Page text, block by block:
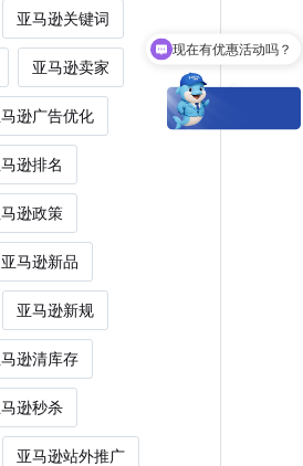
亚马逊关键词
亚马逊卖家
逊广告优化
逊排名
逊政策
亚马逊新品
亚马逊新规
逊清库存
逊秒杀
亚马逊站外推广
Woot能为卖家解决什么痛点？